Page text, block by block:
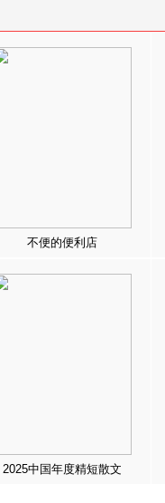
不便的便利店
2025中国年度精短散文